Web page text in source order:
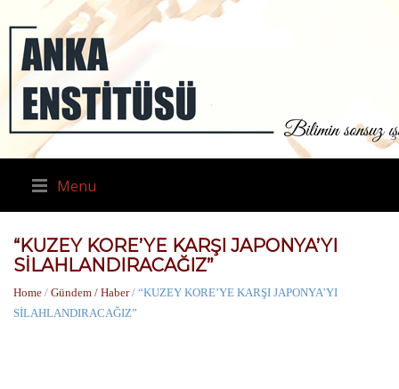
Menu
“KUZEY KORE’YE KARŞI JAPONYA’YI
SİLAHLANDIRACAĞIZ”
Home / Gündem / Haber/ “KUZEY KORE’YE KARŞI JAPONYA’YI
SİLAHLANDIRACAĞIZ”